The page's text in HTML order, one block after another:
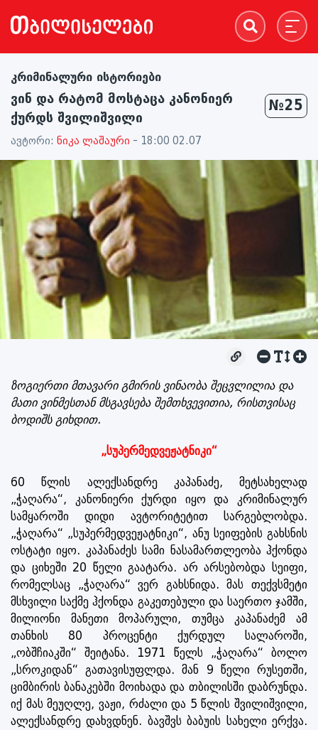
კრიმინალური ისტორიები
ვინ და რატომ მოსტაცა კანონიერ
ქურდს შვილიშვილი
№25
ავტორი: ნიკა ლაშაური - 18:00 02.07
ზოგიერთი მთავარი გმირის ვინაობა შეცვლილია და
მათი ვინმესთან მსგავსება შემთხვევითია, რისთვისაც
ბოდიშს გიხდით.
„სუპერმედვეჟატნიკი“
60 წლის ალექსანდრე კაპანაძე, მეტსახელად
„ჭაღარა“, კანონიერი ქურდი იყო და კრიმინალურ
სამყაროში დიდი ავტორიტეტით სარგებლობდა.
„ჭაღარა“ „სუპერმედვეჟატნიკი“, ანუ სეიფების გახსნის
ოსტატი იყო. კაპანაძეს სამი ნასამართლეობა ჰქონდა
და ციხეში 20 წელი გაატარა. არ არსებობდა სეიფი,
რომელსაც „ჭაღარა“ ვერ გახსნიდა. მას თექვსმეტი
მსხვილი საქმე ჰქონდა გაკეთებული და საერთო ჯამში,
მილიონი მანეთი მოპარული, თუმცა კაპანაძემ ამ
თანხის 80 პროცენტი ქურდულ სალაროში,
„ობშჩიაკში“ შეიტანა. 1971 წელს „ჭაღარა“ ბოლო
„სროკიდან“ გათავისუფლდა. მან 9 წელი რუსეთში,
ციმბირის ბანაკებში მოიხადა და თბილისში დაბრუნდა.
იქ მას მეუღლე, ვაჟი, რძალი და 5 წლის შვილიშვილი,
ალექსანდრე დახვდნენ. ბავშვს ბაბუის სახელი ერქვა.